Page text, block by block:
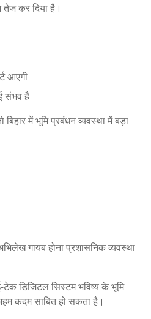
तेज कर दिया है।
आएगी
संभव है
में भूमि प्रबंधन व्यवस्था में बड़ा
गायब होना प्रशासनिक व्यवस्था
डिजिटल सिस्टम भविष्य के भूमि
कदम साबित हो सकता है।